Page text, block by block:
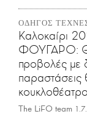
ΟΔΗΓΟΣ
Καλοκαίρι
ΦΟΥΓΑΡΟ:
προβολές με
παραστάσεις
κουκλοθέατρο
The LiFO team